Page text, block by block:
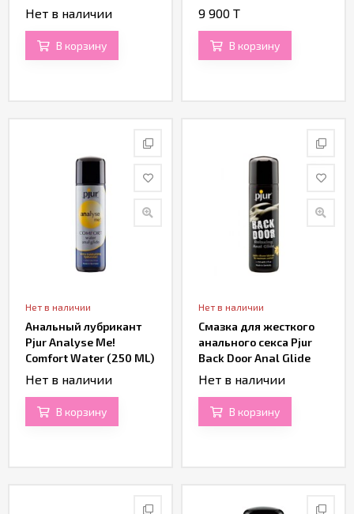
After You Shave Spray
Нет в наличии
В корзину
ML)
9 900 T
В корзину
Нет в наличии
Анальный лубрикант
Pjur Analyse Me!
Comfort Water (250 ML)
Нет в наличии
В корзину
Нет в наличии
Смазка для жесткого
анального секса Pjur
Back Door Anal Glide
(250 ML)
Нет в наличии
В корзину